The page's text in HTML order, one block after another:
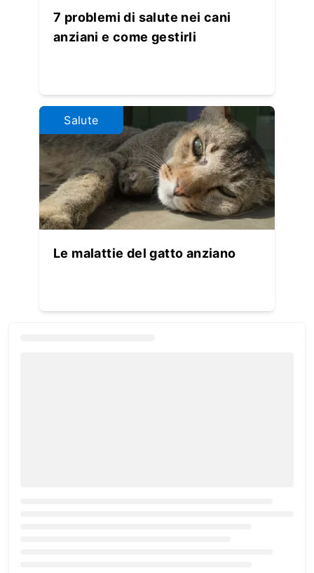
7 problemi di salute nei cani
anziani e come gestirli
Salute
Le malattie del gatto anziano